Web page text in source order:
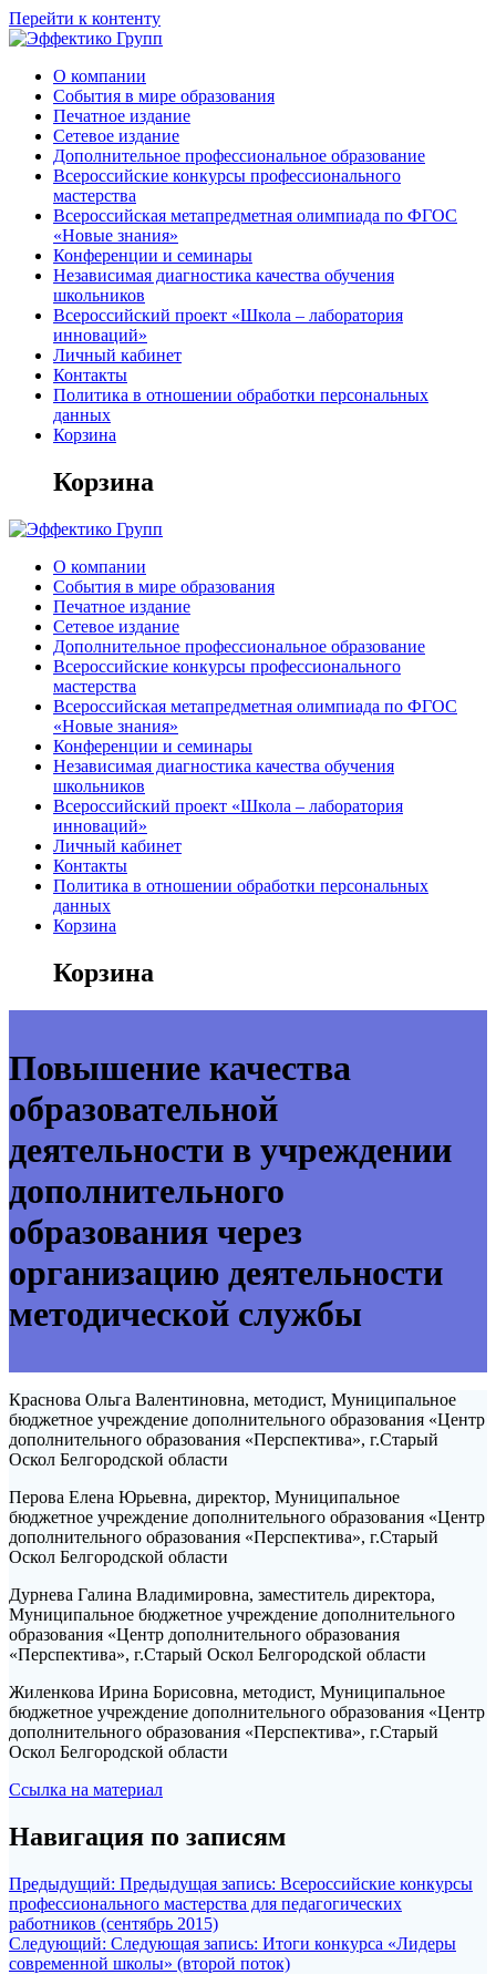
Перейти к контенту
О компании
События в мире образования
Печатное издание
Сетевое издание
Дополнительное профессиональное образование
Всероссийские конкурсы профессионального
мастерства
Всероссийская метапредметная олимпиада по ФГОС
«Новые знания»
Конференции и семинары
Независимая диагностика качества обучения
школьников
Всероссийский проект «Школа – лаборатория
инноваций»
Личный кабинет
Контакты
Политика в отношении обработки персональных
данных
Корзина
Корзина
О компании
События в мире образования
Печатное издание
Сетевое издание
Дополнительное профессиональное образование
Всероссийские конкурсы профессионального
мастерства
Всероссийская метапредметная олимпиада по ФГОС
«Новые знания»
Конференции и семинары
Независимая диагностика качества обучения
школьников
Всероссийский проект «Школа – лаборатория
инноваций»
Личный кабинет
Контакты
Политика в отношении обработки персональных
данных
Корзина
Корзина
Повышение качества
образовательной
деятельности в учреждении
дополнительного
образования через
организацию деятельности
методической службы
Краснова Ольга Валентиновна, методист, Муниципальное
бюджетное учреждение дополнительного образования «Центр
дополнительного образования «Перспектива», г.Старый
Оскол Белгородской области
Перова Елена Юрьевна, директор, Муниципальное
бюджетное учреждение дополнительного образования «Центр
дополнительного образования «Перспектива», г.Старый
Оскол Белгородской области
Дурнева Галина Владимировна, заместитель директора,
Муниципальное бюджетное учреждение дополнительного
образования «Центр дополнительного образования
«Перспектива», г.Старый Оскол Белгородской области
Жиленкова Ирина Борисовна, методист, Муниципальное
бюджетное учреждение дополнительного образования «Центр
дополнительного образования «Перспектива», г.Старый
Оскол Белгородской области
Ссылка на материал
Навигация по записям
Предыдущий: Предыдущая запись: Всероссийские конкурсы
профессионального мастерства для педагогических
работников (сентябрь 2015)
Следующий: Следующая запись: Итоги конкурса «Лидеры
современной школы» (второй поток)